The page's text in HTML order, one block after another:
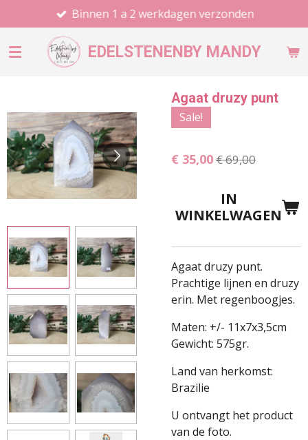
direct
naar
EDELSTENENBY MANDY
Binnen 1 a 2 werkdagen verzonden
Agaat druzy punt
Sale!
€ 35,00€ 69,00
IN
WINKELWAGEN
Agaat druzy punt.
Prachtige lijnen en druzy
erin. Met regenboogjes.
Maten: +/- 11x7x3,5cm
Gewicht: 575gr.
Land van herkomst:
Brazilie
U ontvangt het product
van de foto.